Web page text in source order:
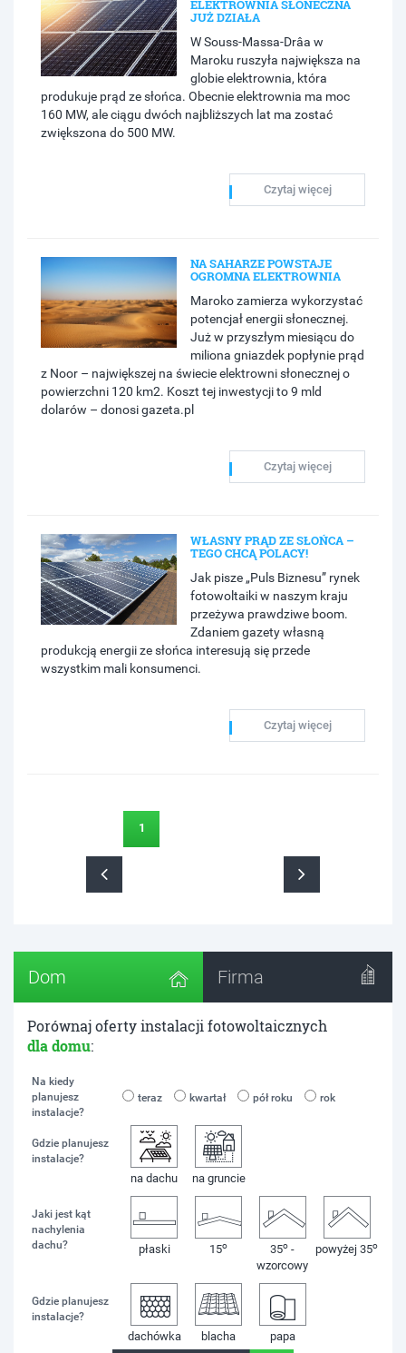
ELEKTROWNIA SŁONECZNA
JUŻ DZIAŁA
W Souss-Massa-Drâa w
Maroku ruszyła największa na
globie elektrownia, która
produkuje prąd ze słońca. Obecnie elektrownia ma moc
160 MW, ale ciągu dwóch najbliższych lat ma zostać
zwiększona do 500 MW.
Czytaj więcej
NA SAHARZE POWSTAJE
OGROMNA ELEKTROWNIA
Maroko zamierza wykorzystać
potencjał energii słonecznej.
Już w przyszłym miesiącu do
miliona gniazdek popłynie prąd
z Noor – największej na świecie elektrowni słonecznej o
powierzchni 120 km2. Koszt tej inwestycji to 9 mld
dolarów – donosi gazeta.pl
Czytaj więcej
WŁASNY PRĄD ZE SŁOŃCA –
TEGO CHCĄ POLACY!
Jak pisze „Puls Biznesu” rynek
fotowoltaiki w naszym kraju
przeżywa prawdziwe boom.
Zdaniem gazety własną
produkcją energii ze słońca interesują się przede
wszystkim mali konsumenci.
Czytaj więcej
1
Dom Firma
Porównaj oferty instalacji fotowoltaicznych
dla domu:
Na kiedy
planujesz
instalacje?
teraz kwartał pół roku rok
Gdzie planujesz
instalacje?
na dachu na gruncie
Jaki jest kąt
nachylenia
dachu?
płaski 15o 35o -
wzorcowy
powyżej 35o
Gdzie planujesz
instalacje?
dachówka blacha papa